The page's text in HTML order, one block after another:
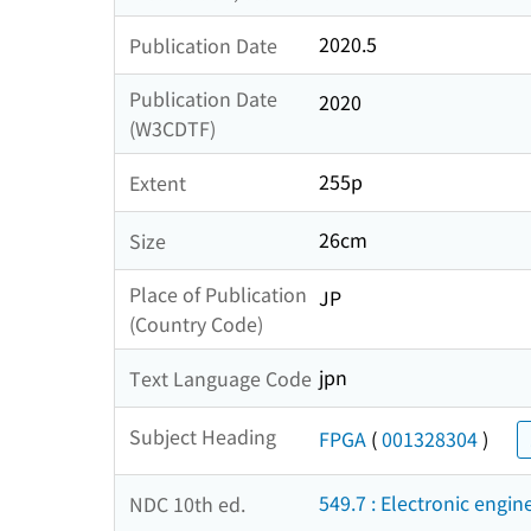
Publication Date
2020.5
Publication Date
(W3CDTF)
2020
Extent 255p
Size
26cm
Place of Publication
(Country Code)
JP
Text Language Code jpn
Subject Heading FPGA (001328304)
NDC 10th ed. 549.7 : Electronic